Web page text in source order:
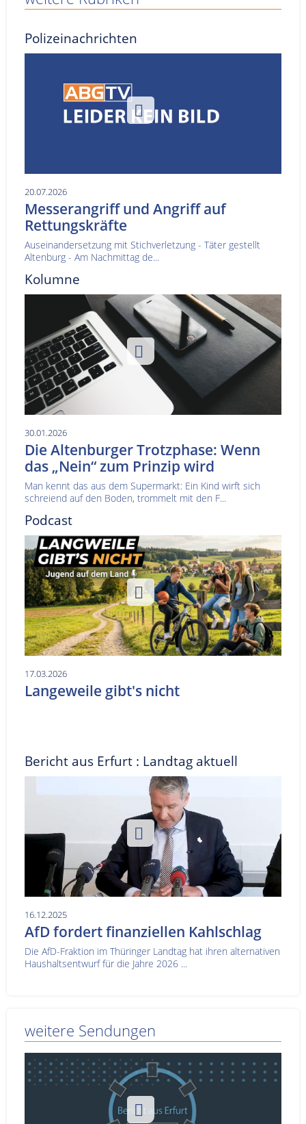
Polizeinachrichten
20.07.2026
Messerangriff und Angriff auf
Rettungskräfte
Auseinandersetzung mit Stichverletzung - Täter gestellt
Altenburg - Am Nachmittag de...
Kolumne
30.01.2026
Die Altenburger Trotzphase: Wenn
das „Nein“ zum Prinzip wird
Man kennt das aus dem Supermarkt: Ein Kind wirft sich
schreiend auf den Boden, trommelt mit den F...
Podcast
17.03.2026
Langeweile gibt's nicht
Bericht aus Erfurt : Landtag aktuell
16.12.2025
AfD fordert finanziellen Kahlschlag
Die AfD-Fraktion im Thüringer Landtag hat ihren alternativen
Haushaltsentwurf für die Jahre 2026 ...
weitere Sendungen